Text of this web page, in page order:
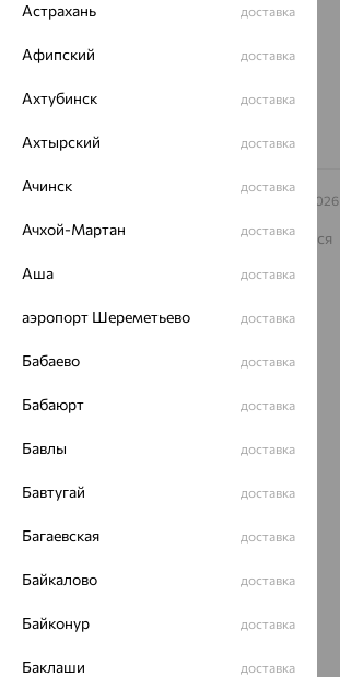
8 (800) 250-02-30
– 2026
На информационном ресурсе применяются
Астрахань доставка
Афипский доставка
Ахтубинск доставка
Ахтырский доставка
Ачинск доставка
Ачхой-Мартан доставка
Аша доставка
аэропорт Шереметьево доставка
Бабаево доставка
Бабаюрт доставка
Бавлы доставка
Бавтугай доставка
Багаевская доставка
Байкалово доставка
Байконур доставка
Баклаши доставка